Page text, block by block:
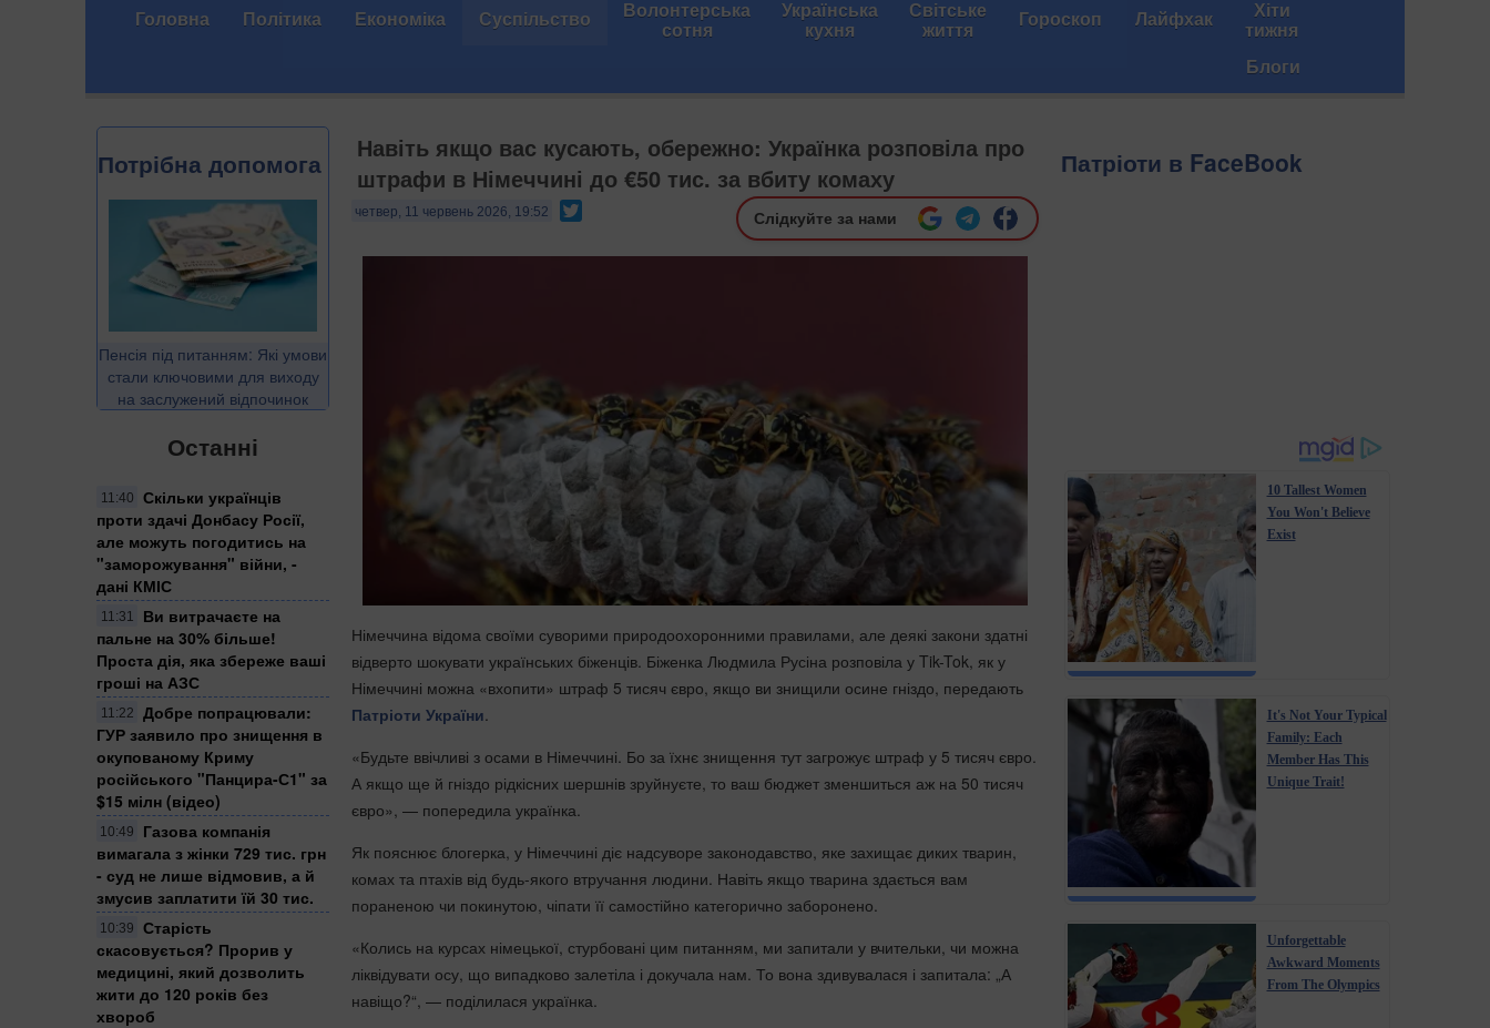
Головна Політика Економіка Суспільство Волонтерська
сотня
Українська
кухня
Світське
життя Гороскоп Лайфхак Хіти
тижня
Блоги
Потрібна допомога
Пенсія під питанням: Які умови
стали ключовими для виходу
на заслужений відпочинок
Останні
11:40
Скільки українців
проти здачі Донбасу Росії,
але можуть погодитись на
"заморожування" війни, -
дані КМІС
11:31
Ви витрачаєте на
пальне на 30% більше!
Проста дія, яка збереже ваші
гроші на АЗС
11:22
Добре попрацювали:
ГУР заявило про знищення в
окупованому Криму
російського "Панцира-С1" за
$15 мілн (відео)
10:49
Газова компанія
вимагала з жінки 729 тис. грн
- суд не лише відмовив, а й
змусив заплатити їй 30 тис.
10:39
Старість
скасовується? Прорив у
медицині, який дозволить
жити до 120 років без
хвороб
Навіть якщо вас кусають, обережно: Українка розповіла про
штрафи в Німеччині до €50 тис. за вбиту комаху
четвер, 11 червень 2026, 19:52 Слідкуйте за нами
Німеччина відома своїми суворими природоохоронними правилами, але деякі закони здатні
відверто шокувати українських біженців. Біженка Людмила Русіна розповіла у Tik-Tok, як у
Німеччині можна «вхопити» штраф 5 тисяч євро, якщо ви знищили осине гніздо, передають
Патріоти України.
«Будьте ввічливі з осами в Німеччині. Бо за їхнє знищення тут загрожує штраф у 5 тисяч євро.
А якщо ще й гніздо рідкісних шершнів зруйнуєте, то ваш бюджет зменшиться аж на 50 тисяч
євро», — попередила українка.
Як пояснює блогерка, у Німеччині діє надсуворе законодавство, яке захищає диких тварин,
комах та птахів від будь-якого втручання людини. Навіть якщо тварина здається вам
пораненою чи покинутою, чіпати її самостійно категорично заборонено.
«Колись на курсах німецької, стурбовані цим питанням, ми запитали у вчительки, чи можна
ліквідувати осу, що випадково залетіла і докучала нам. То вона здивувалася і запитала: „А
навіщо?“, — поділилася українка.
Патріоти в FaceBook
10 Tallest Women
You Won't Believe
Exist
It's Not Your Typical
Family: Each
Member Has This
Unique Trait!
Unforgettable
Awkward Moments
From The Olympics